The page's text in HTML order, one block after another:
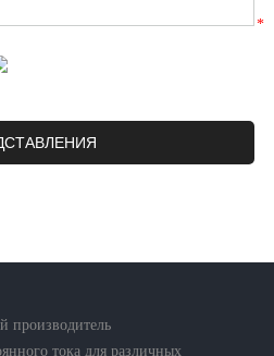
*
производитель
тока для различных